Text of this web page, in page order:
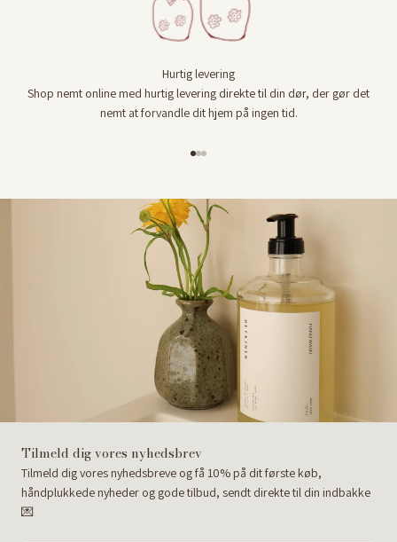
Hurtig levering
Shop nemt online med hurtig levering direkte til din dør, der gør det
nemt at forvandle dit hjem på ingen tid.
Tilmeld dig vores nyhedsbrev
Tilmeld dig vores nyhedsbreve og få 10% på dit første køb,
håndplukkede nyheder og gode tilbud, sendt direkte til din indbakke
💌